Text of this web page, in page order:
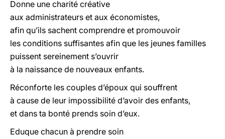
Donne une charité créative
aux administrateurs et aux économistes,
afin qu’ils sachent comprendre et promouvoir
les conditions suffisantes afin que les jeunes familles
puissent sereinement s’ouvrir
à la naissance de nouveaux enfants.
Réconforte les couples d’époux qui souffrent
à cause de leur impossibilité d’avoir des enfants,
et dans ta bonté prends soin d’eux.
Eduque chacun à prendre soin